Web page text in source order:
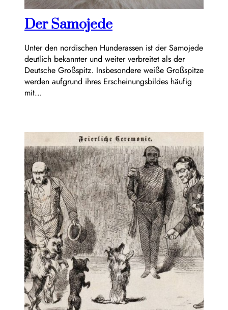
Der Samojede
Unter den nordischen Hunderassen ist der Samojede
deutlich bekannter und weiter verbreitet als der
Deutsche Großspitz. Insbesondere weiße Großspitze
werden aufgrund ihres Erscheinungsbildes häufig
mit…